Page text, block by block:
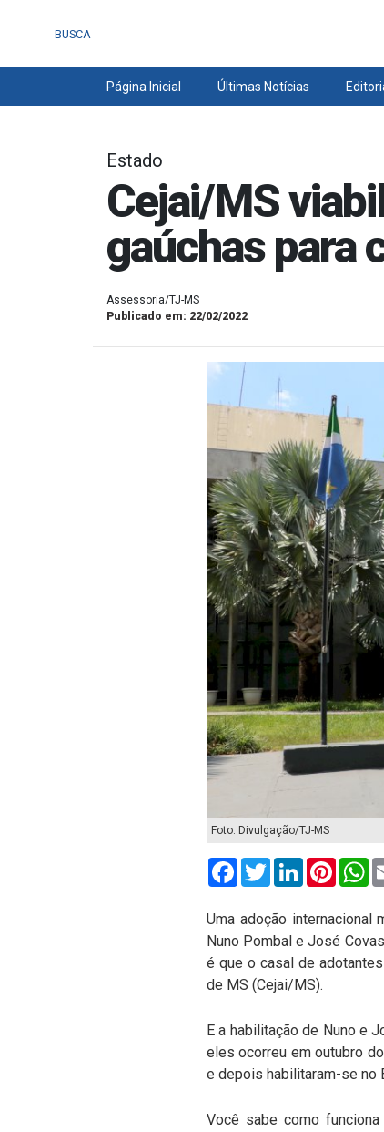
BUSCA
Página Inicial Últimas Notícias
Estado
Cejai/MS
gaúchas para
Assessoria/TJ-MS
Publicado em: 22/02/2022
Foto: Divulgação/TJ-MS
FacebookTwitterLinkedIn
Uma adoção
Nuno Pombal e José
é que o casal de
de MS (Cejai/MS).
E a habilitação de Nuno e
eles ocorreu em outubro
e depois habilitaram-se no
Você sabe como